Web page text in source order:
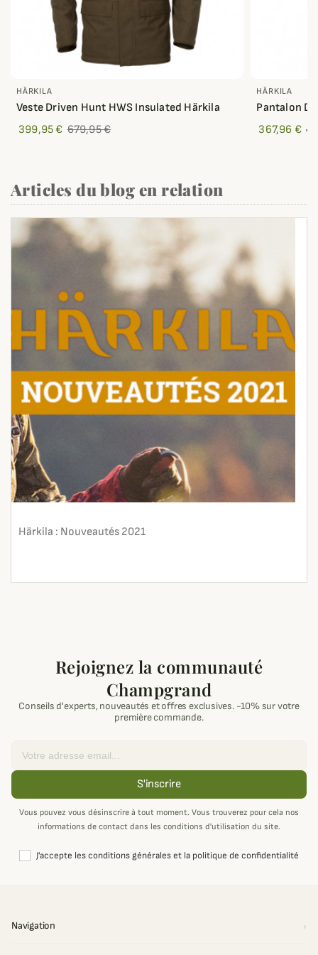
HÄRKILA
Veste Driven Hunt HWS Insulated Härkila
399,95 € 679,95 €
HÄRKILA
Pantalon
367,96 €
Articles du blog en relation
Härkila : Nouveautés 2021
Rejoignez la communauté
Champgrand
Conseils d'experts, nouveautés et offres exclusives. -10% sur votre
première commande.
S'inscrire
Vous pouvez vous désinscrire à tout moment. Vous trouverez pour cela nos
informations de contact dans les conditions d'utilisation du site.
J'accepte les conditions générales et la politique de confidentialité
Navigation